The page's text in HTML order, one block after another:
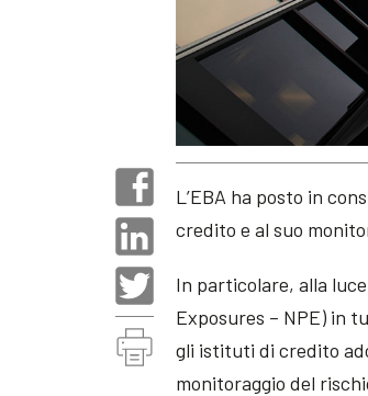
L’EBA ha posto in
credito e al suo
In particolare, alla
Exposures – NPE) in
gli istituti di credito
monitoraggio del